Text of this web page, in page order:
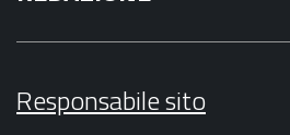
Responsabile sito